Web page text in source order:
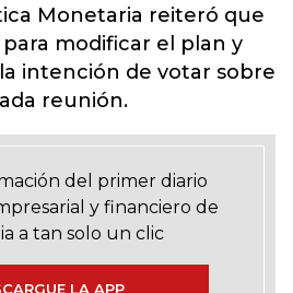
Monetaria reiteró que
modificar el plan y
intención de votar sobre
reunión.
del primer diario
y financiero de
a tan solo un clic
LA APP